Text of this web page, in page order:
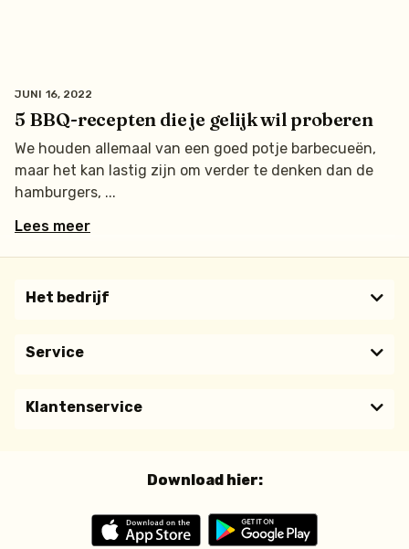
5 BBQ-recepten die je gelijk wil proberen
JUNI 16, 2022
We houden allemaal van een goed potje barbecueën,
maar het kan lastig zijn om verder te denken dan de
hamburgers,
Lees meer
Het bedrijf
Service
Klantenservice
Download hier: